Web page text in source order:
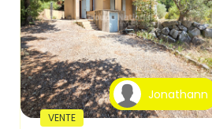
Jonathann
VENTE